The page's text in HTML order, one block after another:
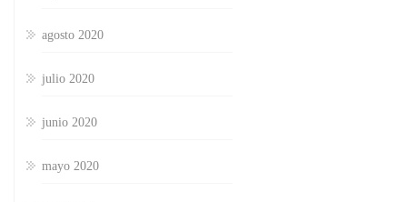
agosto 2020
julio 2020
junio 2020
mayo 2020